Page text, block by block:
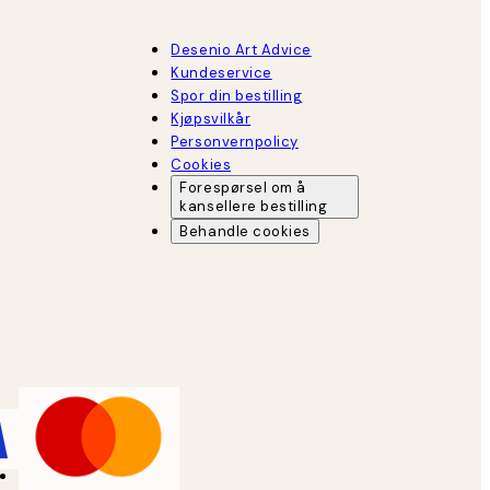
Desenio Art Advice
Kundeservice
Spor din bestilling
Kjøpsvilkår
Personvernpolicy
Cookies
Forespørsel om å
kansellere bestilling
Behandle cookies